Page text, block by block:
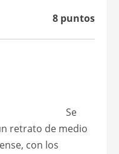
8 puntos
Se
retrato de medio
con los